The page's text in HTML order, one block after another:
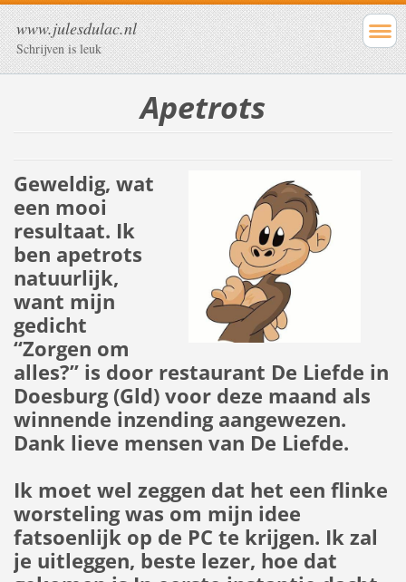
www.julesdulac.nl
Schrijven is leuk
Apetrots
Geweldig, wat
een mooi
resultaat. Ik
ben apetrots
natuurlijk,
want mijn
gedicht
“Zorgen om
alles?” is door restaurant De Liefde in
Doesburg (Gld) voor deze maand als
winnende inzending aangewezen.
Dank lieve mensen van De Liefde.
Ik moet wel zeggen dat het een flinke
worsteling was om mijn idee
fatsoenlijk op de PC te krijgen. Ik zal
je uitleggen, beste lezer, hoe dat